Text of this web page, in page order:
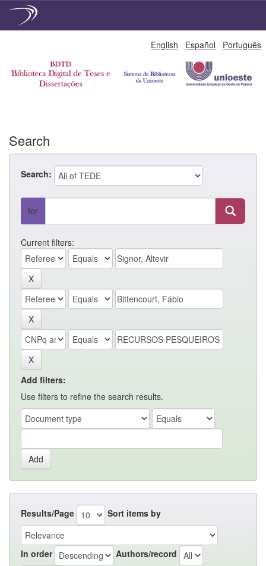
English Español Português
Search
Search:
for
Current filters:
Add filters:
Use filters to refine the search results.
Results/Page Sort items by
In order Authors/record